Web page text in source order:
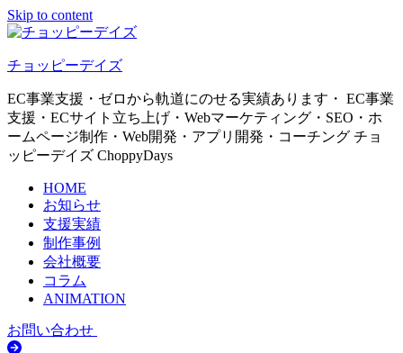
Skip to content
チョッピーデイズ
EC事業支援・ゼロから軌道にのせる実績あります・ EC事業
支援・ECサイト立ち上げ・Webマーケティング・SEO・ホ
ームページ制作・Web開発・アプリ開発・コーチング チョ
ッピーデイズ ChoppyDays
HOME
お知らせ
支援実績
制作事例
会社概要
コラム
ANIMATION
お問い合わせ